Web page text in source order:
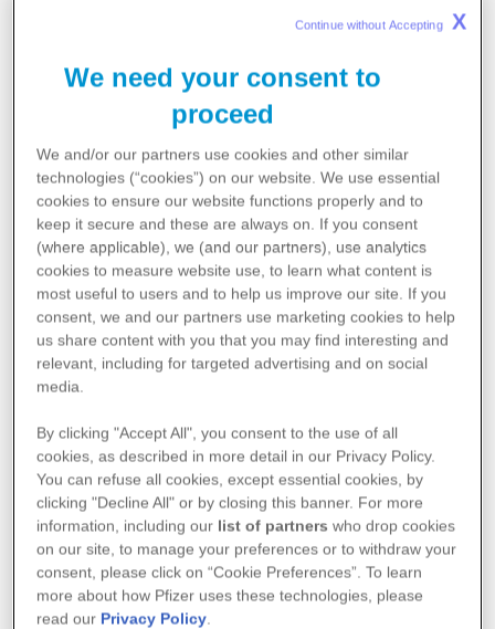
Behandlung wird das Medikament dagegen dauerhaft
gegeben, um Blutungen vorzubeugen.
Wann ist eine Prophylaxe
sinnvoll?
Ob eine Prophylaxe sinnvoll ist, hängt von verschiedenen
Faktoren wie Schwere und Verlauf der Erkrankung, Alter
oder Lebensweise ab. Grundsätzlich sollte die
Behandlung von Hämophilie in einem darauf
individuelle Situation zugeschnittene Therapie festgelegt
und bei Bedarf angepasst werden.
Die prophylaktische Hämophilie-Therapie bietet den
Vorteil, dass sie die Gerinnungsfähigkeit des Bluts
dauerhaft verbessert. Dadurch lassen sich Blutungen und
die möglicherweise daraus resultierenden Folgeschäden
an Gelenken vorbeugen. Sie kann auch helfen,
Schmerzen zu reduzieren und die Lebensqualität zu
We need your consent to
proceed
We and/or our partners use cookies and other similar
technologies (“cookies”) on our website. We useessential
cookies to ensure our website functions properly and to
keep it secure and these are always on. If you consent
(where applicable), we (and our partners), useanalytics
cookies to measure website use, to learn what content is
most useful to users and to help us improve our site. If you
consent, we and our partners use marketing cookies to help
us share content with you that you may find interesting and
relevant, including for targeted advertising and on social
media.
By clicking "Accept All", you consent to the use of all
cookies, as described in more detail in our Privacy Policy.
You can refuse all cookies, except essential cookies, by
clicking "Decline All" or by closing this banner. For more
information, including our list of partners who drop cookies
on our site, to manage your preferences or to withdraw your
consent, please click on “Cookie Preferences”. To learn
more about how Pfizer uses these technologies, please
read our Privacy Policy.
Continue without Accepting X